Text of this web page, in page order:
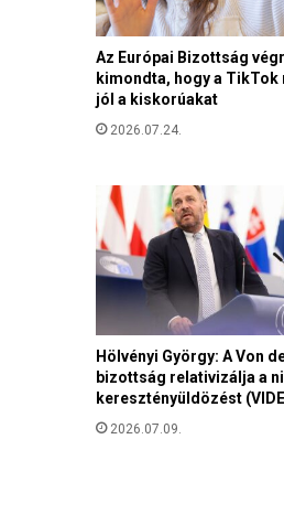
t
ö
z
t
e
t
g
b
d
a
l
m
á
Az Európai Bizottság
kimondta, hogy a TikTok
jól a kiskorúakat
2026.07.24.
Hölvényi György: A Von
bizottság relativizálja a
keresztényüldözést
2026.07.09.